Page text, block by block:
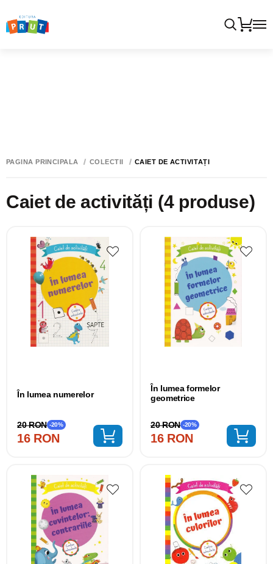
PAGINA PRINCIPALĂ COLECTII CAIET DE ACTIVITĂȚI
Caiet de activități (4 produse)
În lumea numerelor
16 RON
20 RON -20%
În lumea formelor
geometrice
16 RON
20 RON -20%